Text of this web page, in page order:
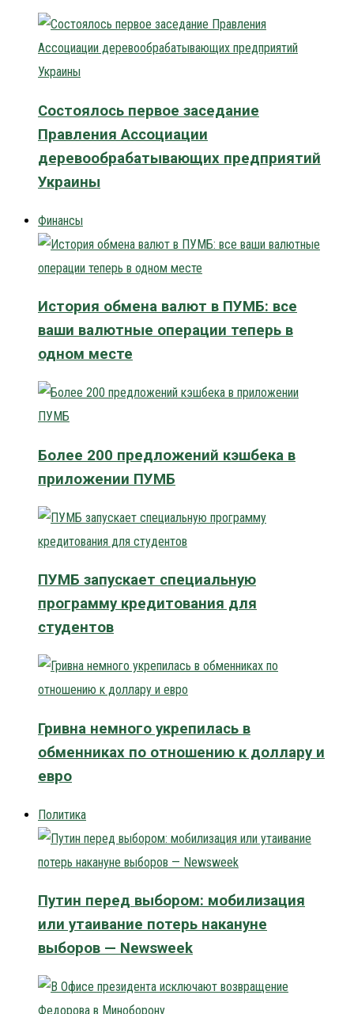
Состоялось первое заседание
Правления Ассоциации
деревообрабатывающих предприятий
Украины
Финансы
История обмена валют в ПУМБ: все
ваши валютные операции теперь в
одном месте
Более 200 предложений кэшбека в
приложении ПУМБ
ПУМБ запускает специальную
программу кредитования для
студентов
Гривна немного укрепилась в
обменниках по отношению к доллару и
евро
Политика
Путин перед выбором: мобилизация
или утаивание потерь накануне
выборов — Newsweek